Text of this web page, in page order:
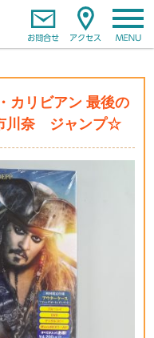
カリビアン 最後の
川奈 ジャンプ☆